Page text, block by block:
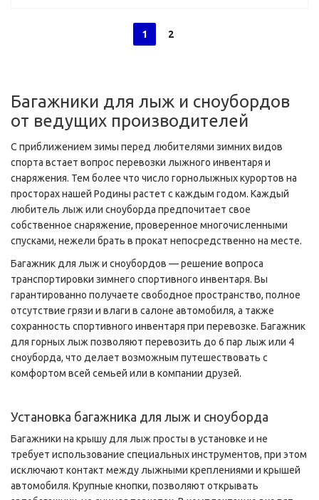
1 2
Багажники для лыж и сноубордов
от ведущих производителей
С приближением зимы перед любителями зимних видов
спорта встает вопрос перевозки лыжного инвентаря и
снаряжения. Тем более что число горнолыжных курортов на
просторах нашей Родины растет с каждым годом. Каждый
любитель лыж или сноуборда предпочитает свое
собственное снаряжение, проверенное многочисленными
спусками, нежели брать в прокат непосредственно на месте.
Багажник для лыж и сноубордов — решение вопроса
транспортировки зимнего спортивного инвентаря. Вы
гарантированно получаете свободное пространство, полное
отсутствие грязи и влаги в салоне автомобиля, а также
сохранность спортивного инвентаря при перевозке. Багажник
для горных лыж позволяют перевозить до 6 пар лыж или 4
сноуборда, что делает возможным путешествовать с
комфортом всей семьей или в компании друзей.
Установка багажника для лыж и сноуборда
Багажники на крышу для лыж просты в установке и не
требует использование специальных инструментов, при этом
исключают контакт между лыжными креплениями и крышей
автомобиля. Крупные кнопки, позволяют открывать